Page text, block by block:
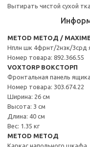
Вытирать чистой сухой
METOD МЕТОД /
Нплн шк 4фрнт/2нзк/3срд
Номер товара: 892.366.55
VOXTORP ВОКСТОРП
Фронтальная панель ящика
Номер товара: 303.674.22
Ширина: 26 см
Высота: 3 см
Длина: 40 см
Вес: 1.35 кг
METOD МЕТОД
Каркас напольного шкафа